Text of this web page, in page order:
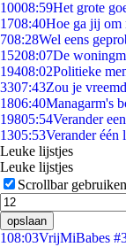
10008:59Het grote
1708:40Hoe ga jij om
708:28Wel eens
15208:07De
19408:02Politieke
3307:43Zou je
1806:40Managarm's
19805:54Verander
1305:53Verander één
Leuke lijstjes
Leuke lijstjes
Scrollbar gebruiken
opslaan
108:03VrijMiBabes